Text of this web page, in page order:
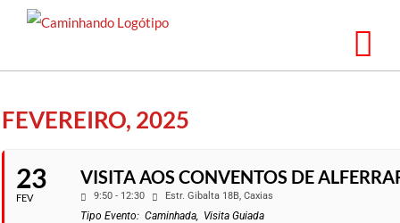
Saltar
FEVEREIRO, 2025
23
FEV
VISITA AOS CONVENTOS DE
9:50 - 12:30 Estr. Gibalta 18B, Caxias
Tipo Evento: Caminhada, Visita Guiada